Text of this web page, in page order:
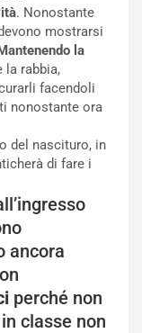
. Nonostante
mostrarsi
la
la rabbia,
facendoli
nonostante ora
del nascituro, in
di fare i
ancora
perché non
classe non